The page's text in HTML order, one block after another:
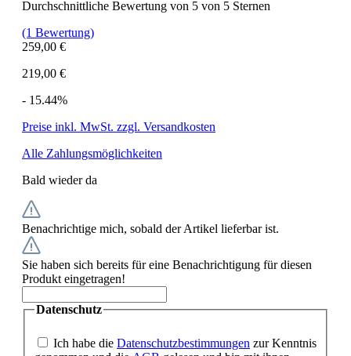
Durchschnittliche Bewertung von 5 von 5 Sternen
(1 Bewertung)
259,00 €
219,00 €
- 15.44%
Preise inkl. MwSt. zzgl. Versandkosten
Alle Zahlungsmöglichkeiten
Bald wieder da
Benachrichtige mich, sobald der Artikel lieferbar ist.
Sie haben sich bereits für eine Benachrichtigung für diesen
Produkt eingetragen!
Datenschutz
Ich habe die Datenschutzbestimmungen zur Kenntnis